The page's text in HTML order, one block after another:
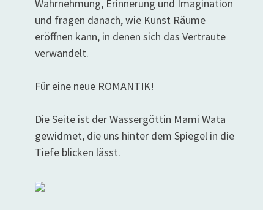
Wahrnehmung, Erinnerung und Imagination
und fragen danach, wie Kunst Räume
eröffnen kann, in denen sich das Vertraute
verwandelt.
Für eine neue ROMANTIK!
Die Seite ist der Wassergöttin Mami Wata
gewidmet, die uns hinter dem Spiegel in die
Tiefe blicken lässt.